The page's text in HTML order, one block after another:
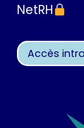
NetRH
Accès